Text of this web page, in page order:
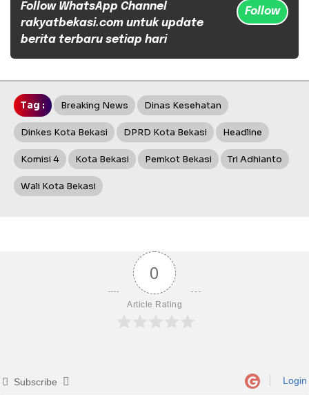
Follow WhatsApp Channel
rakyatbekasi.com untuk update
berita terbaru setiap hari
Follow
Tag : Breaking News Dinas Kesehatan
Dinkes Kota Bekasi DPRD Kota Bekasi Headline
Komisi 4 Kota Bekasi Pemkot Bekasi Tri Adhianto
Wali Kota Bekasi
0
Article Rating
Subscribe Login